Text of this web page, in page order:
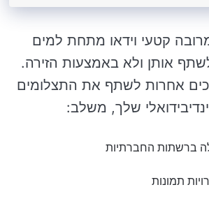
קטעי וידאו מתחת למים
אותן ולא באמצעות הזירה.
אחרות לשתף את התצלומים
שלך, משלב:
ברשתות החברתיות
תמונות